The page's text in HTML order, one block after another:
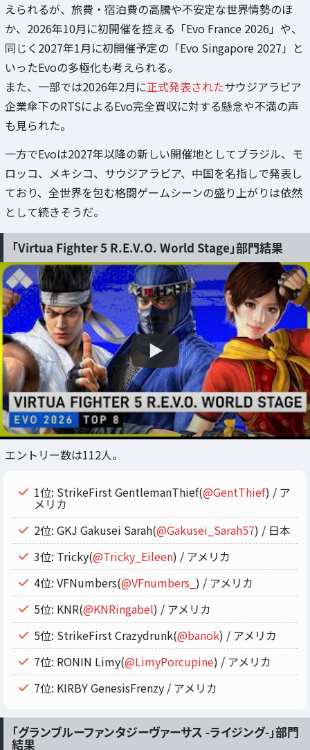
えられるが、旅費・宿泊費の高騰や不安定な世界情勢のほ
か、2026年10月に初開催を控える「Evo France 2026」や、
同じく2027年1月に初開催予定の「Evo Singapore 2027」と
いったEvoの多極化も考えられる。
また、一部では2026年2月に正式発表されたサウジアラビア
企業傘下のRTSによるEvo完全買収に対する懸念や不満の声
も見られた。
一方でEvoは2027年以降の新しい開催地としてブラジル、モ
ロッコ、メキシコ、サウジアラビア、中国を名指しで発表し
ており、全世界を包む格闘ゲームシーンの盛り上がりは依然
として続きそうだ。
「Virtua Fighter 5 R.E.V.O. World Stage」部門結果
エントリー数は112人。
1位: StrikeFirst GentlemanThief(@GentThief) / ア
メリカ
2位: GKJ Gakusei Sarah(@Gakusei_Sarah57) / 日本
3位: Tricky(@Tricky_Eileen) / アメリカ
4位: VFNumbers(@VFnumbers_ ) / アメリカ
5位: KNR(@KNRingabel) / アメリカ
5位: StrikeFirst Crazydrunk(@banok) / アメリカ
7位: RONIN Limy(@LimyPorcupine) / アメリカ
7位: KIRBY GenesisFrenzy / アメリカ
「グランブルーファンタジーヴァーサス -ライジング-」部門
結果